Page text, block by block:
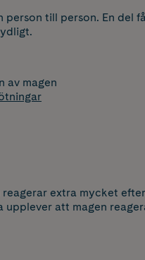
till person. En del
av magen
extra mycket
upplever att magen